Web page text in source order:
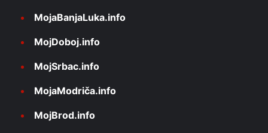
MojaBanjaLuka.info
MojDoboj.info
MojSrbac.info
MojaModriča.info
MojBrod.info